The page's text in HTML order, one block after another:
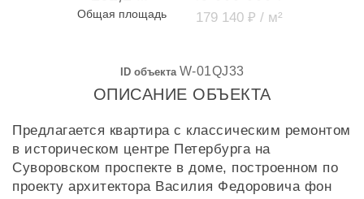
Общая площадь 179 140 ₽ / м²
ID объекта W-01QJ33
ОПИСАНИЕ ОБЪЕКТА
Предлагается квартира с классическим ремонтом
в историческом центре Петербурга на
Суворовском проспекте в доме, построенном по
проекту архитектора Василия Федоровича фон